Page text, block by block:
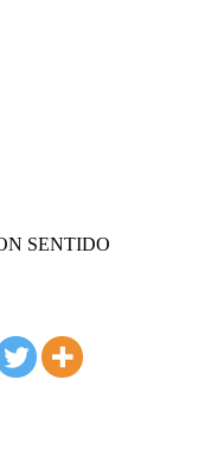
SENTIDO